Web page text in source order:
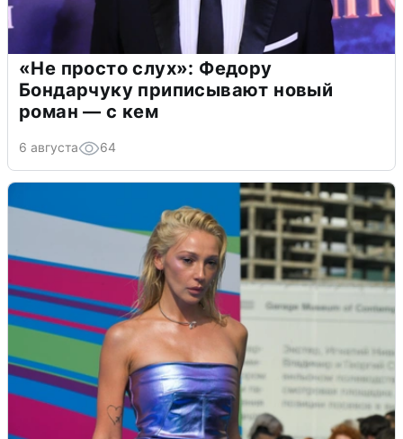
«Не просто слух»: Федору
Бондарчуку приписывают новый
роман — с кем
6 августа 64